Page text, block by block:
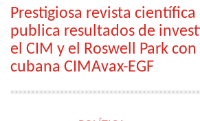
Prestigiosa revista
publica resultados de
el CIM y el Roswell Park
cubana CIMAvax-EGF